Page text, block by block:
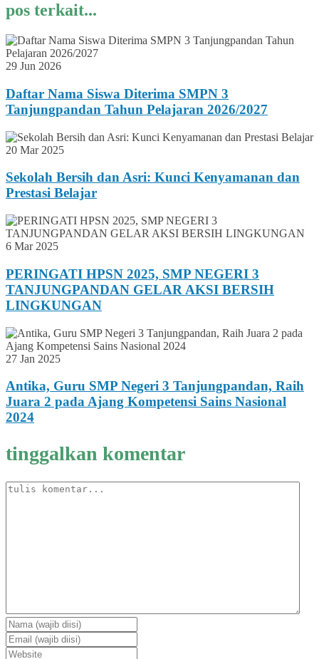
pos terkait...
29 Jun 2026
Daftar Nama Siswa Diterima SMPN 3
Tanjungpandan Tahun Pelajaran 2026/2027
20 Mar 2025
Sekolah Bersih dan Asri: Kunci Kenyamanan dan
Prestasi Belajar
6 Mar 2025
PERINGATI HPSN 2025, SMP NEGERI 3
TANJUNGPANDAN GELAR AKSI BERSIH
LINGKUNGAN
27 Jan 2025
Antika, Guru SMP Negeri 3 Tanjungpandan, Raih
Juara 2 pada Ajang Kompetensi Sains Nasional
2024
tinggalkan komentar